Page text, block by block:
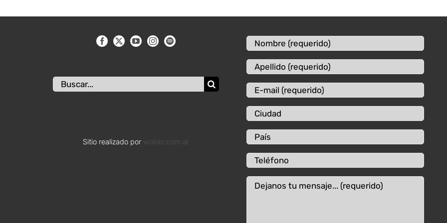
Buscar:
Sitio realizado por wololo.com.ar